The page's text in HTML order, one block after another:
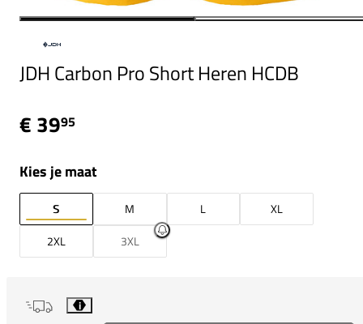
JDH Carbon Pro Short Heren HCDB
€ 3995
Kies je maat
S M L
XL
2XL
3XL
i